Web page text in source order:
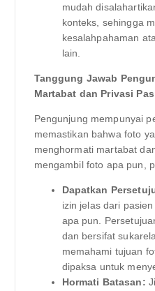
mudah
konteks, sehingga
kesalahpahaman
lain.
Tanggung Jawab
Martabat dan Privasi
Pengunjung mempunyai
memastikan bahwa foto
menghormati martabat
mengambil foto apa pun,
Dapatkan
izin jelas dari
apa pun.
dan bersifat
memahami tujuan
dipaksa untuk
Hormati Batasan: